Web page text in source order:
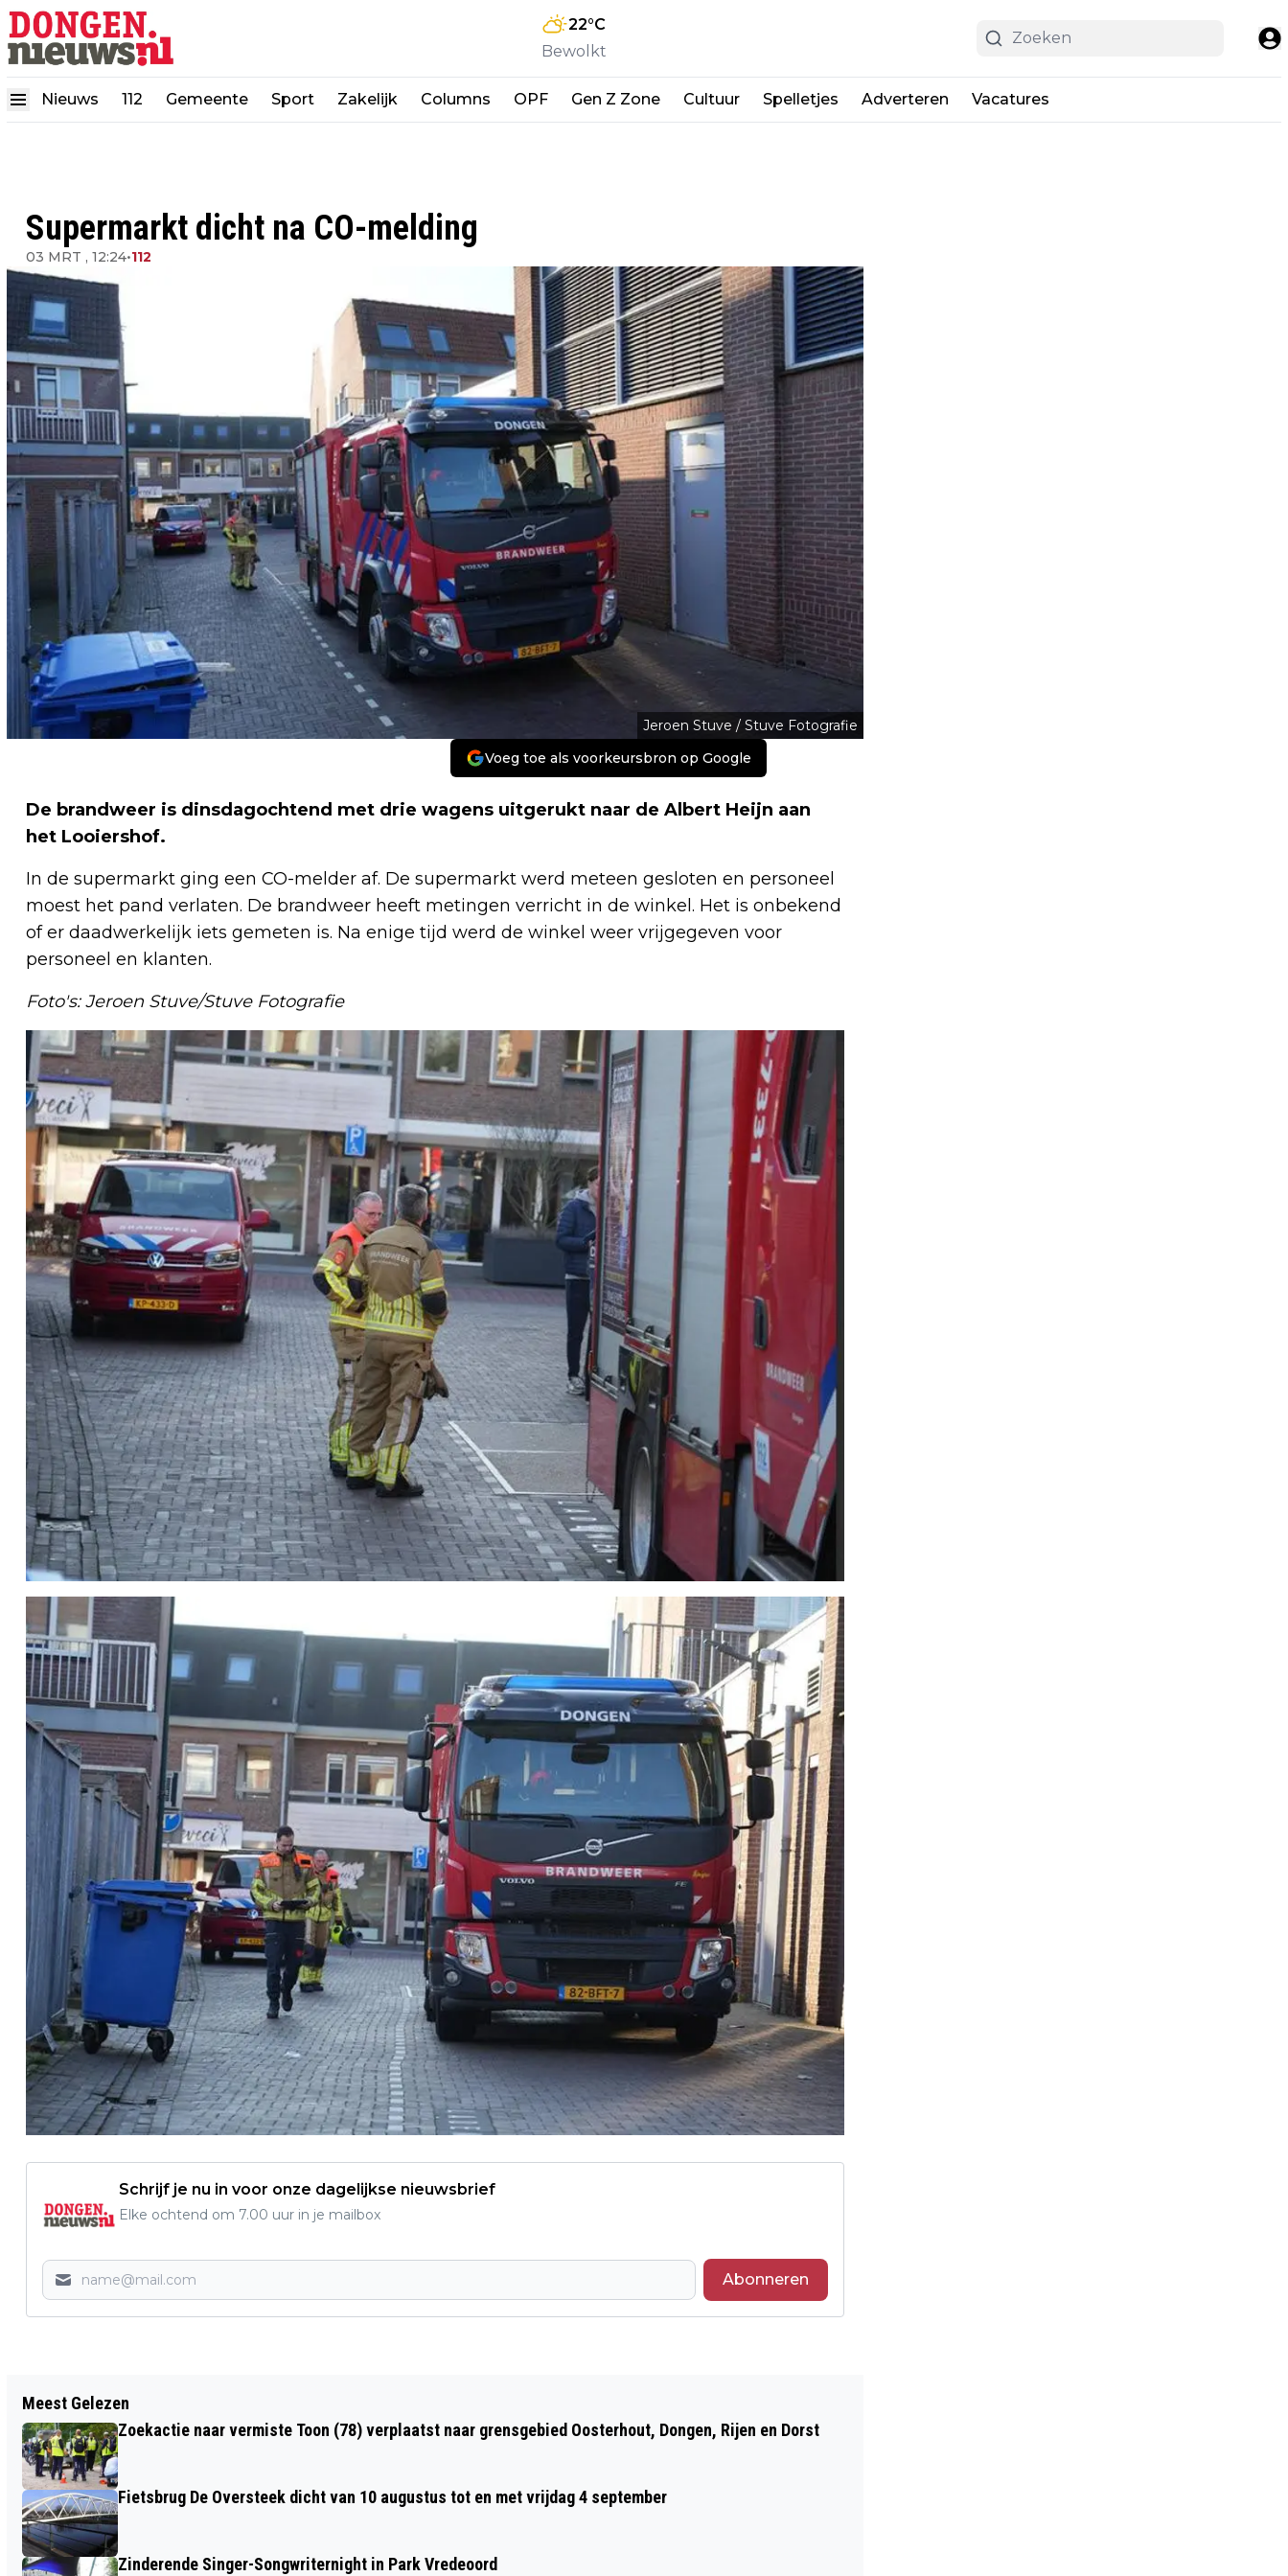
22°C
Bewolkt
Nieuws 112 Gemeente Sport Zakelijk Columns OPF Gen Z Zone Cultuur Spelletjes Adverteren Vacatures
Supermarkt dicht na CO-melding
03 MRT , 12:24•112
Jeroen Stuve / Stuve Fotografie
Voeg toe als voorkeursbron op Google
De brandweer is dinsdagochtend met drie wagens uitgerukt naar de Albert Heijn aan
het Looiershof.
In de supermarkt ging een CO-melder af. De supermarkt werd meteen gesloten en personeel
moest het pand verlaten. De brandweer heeft metingen verricht in de winkel. Het is onbekend
of er daadwerkelijk iets gemeten is. Na enige tijd werd de winkel weer vrijgegeven voor
personeel en klanten.
Foto's: Jeroen Stuve/Stuve Fotografie
Schrijf je nu in voor onze dagelijkse nieuwsbrief
Elke ochtend om 7.00 uur in je mailbox
Abonneren
BELEEF EEN KIJKJE IN HET NIEUWE
THEATERSEIZOEN ALS EERSTE IN DE
CAMMELEUR
Meest Gelezen
Zoekactie naar vermiste Toon (78) verplaatst naar grensgebied Oosterhout, Dongen, Rijen en Dorst
Fietsbrug De Oversteek dicht van 10 augustus tot en met vrijdag 4 september
Zinderende Singer-Songwriternight in Park Vredeoord